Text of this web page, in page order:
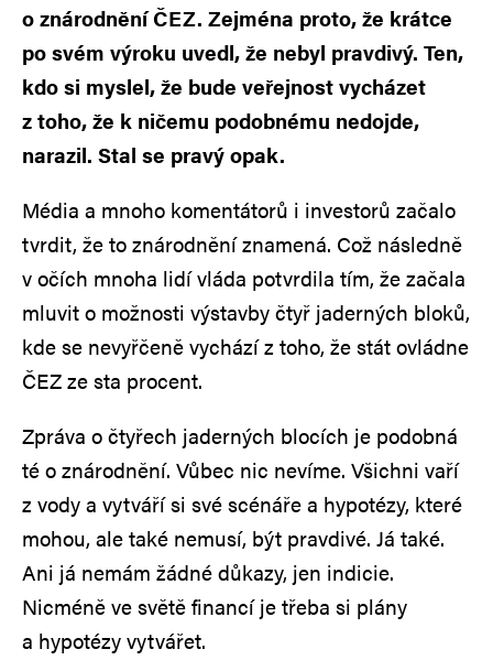
o znárodnění ČEZ. Zejména proto, že krátce
po svém výroku uvedl, že nebyl pravdivý. Ten,
kdo si myslel, že bude veřejnost vycházet
z toho, že k ničemu podobnému nedojde,
narazil. Stal se pravý opak.
Média a mnoho komentátorů i investorů začalo
tvrdit, že to znárodnění znamená. Což následně
v očích mnoha lidí vláda potvrdila tím, že začala
mluvit o možnosti výstavby čtyř jaderných bloků,
kde se nevyřčeně vychází z toho, že stát ovládne
ČEZ ze sta procent.
Zpráva o čtyřech jaderných blocích je podobná
té o znárodnění. Vůbec nic nevíme. Všichni vaří
z vody a vytváří si své scénáře a hypotézy, které
mohou, ale také nemusí, být pravdivé. Já také.
Ani já nemám žádné důkazy, jen indicie.
Nicméně ve světě financí je třeba si plány
a hypotézy vytvářet.